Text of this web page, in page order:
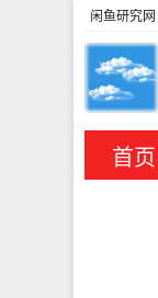
闲鱼研究网
首页